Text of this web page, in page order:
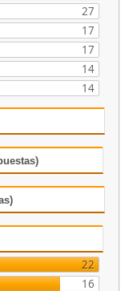
27
17
17
14
14
22
16